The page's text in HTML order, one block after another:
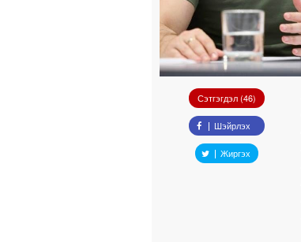
Сэтгэгдэл (46)
Шэйрлэх
Жиргэх